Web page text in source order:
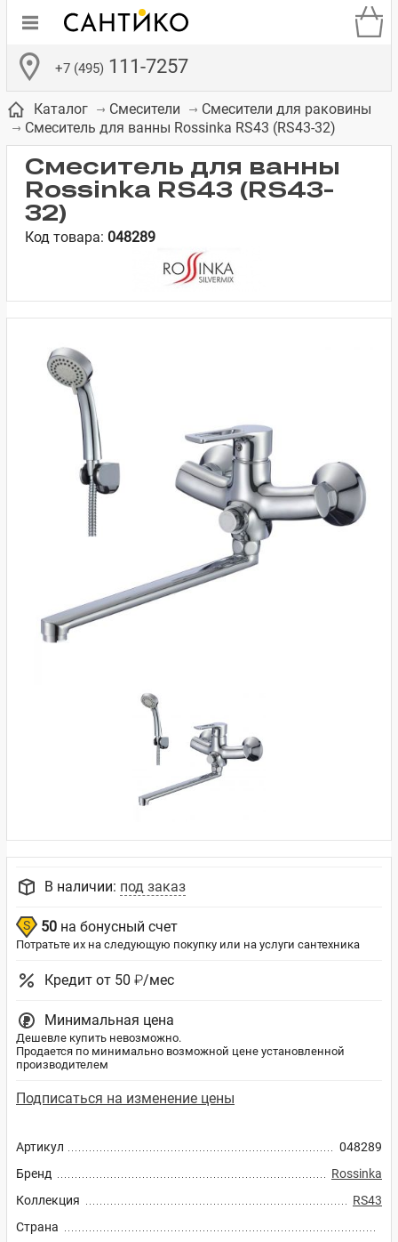
+7 (495) 111-7257
Бачки для
унитазов
унитазов
Смесители для
встраиваемых
Зеркало-шкаф
Каталог Смесители
Смесители для раковины
Смеситель для ванны Rossinka RS43 (RS43-32)
Смеситель для ванны
Rossinka RS43 (RS43-
32)
Код товара: 048289
Артикул
048289
Бренд
Rossinka
Коллекция
RS43
Страна
В наличии: под заказ
50 на бонусный счет
Потратьте их на следующую покупку или на услуги сантехника
Кредит от 50 ₽/мес
Минимальная цена
Дешевле купить невозможно.
Продается по минимально возможной цене установленной
производителем
Подписаться на изменение цены